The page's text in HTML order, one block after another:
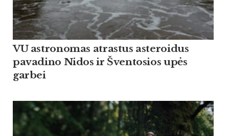
VU astronomas atrastus asteroidus
pavadino Nidos ir Šventosios upės
garbei